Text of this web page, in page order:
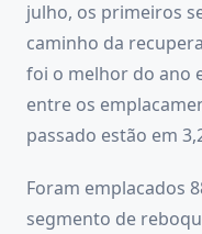
julho, os primeiros
caminho da
foi o melhor do ano
entre os
passado estão em
Foram emplacados
segmento de